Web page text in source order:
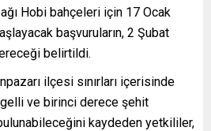
Hobi bahçeleri için 17 Ocak
başvuruların, 2 Şubat
belirtildi.
ilçesi sınırları içerisinde
ve birinci derece şehit
bulunabileceğini kaydeden yetkililer,